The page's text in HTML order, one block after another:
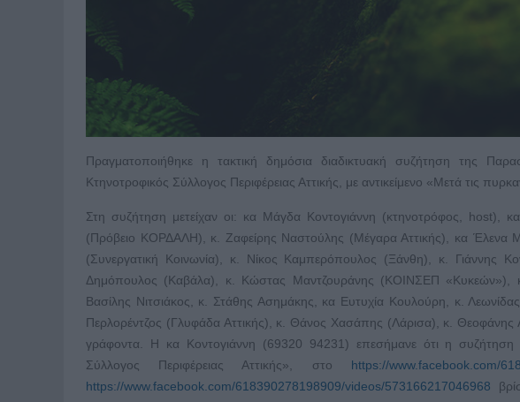
Πραγματοποιήθηκε η τακτική δημόσια διαδικτυακή συζήτηση της
Κτηνοτροφικός Σύλλογος Περιφέρειας Αττικής, με αντικείμενο «Μετά τις
Στη συζήτηση μετείχαν οι: κα Μάγδα Κοντογιάννη (κτηνοτρόφος, host),
(Πρόβειο ΚΟΡΔΑΛΗ), κ. Ζαφείρης Ναστούλης (Μέγαρα Αττικής), κα Έλενα
(Συνεργατική Κοινωνία), κ. Νίκος Καμπερόπουλος (Ξάνθη), κ. Γιάννης
Δημόπουλος (Καβάλα), κ. Κώστας Μαντζουράνης (ΚΟΙΝΣΕΠ «Κυκεών»),
Βασίλης Νιτσιάκος, κ. Στάθης Ασημάκης, κα Ευτυχία Κουλούρη, κ.
Περλορέντζος (Γλυφάδα Αττικής), κ. Θάνος Χασάπης (Λάρισα), κ. Θεοφάνης
γράφοντα. Η κα Κοντογιάννη (69320 94231) επεσήμανε ότι η συζήτηση
Σύλλογος Περιφέρειας Αττικής», στο https://www.facebook.com/
https://www.facebook.com/618390278198909/videos/573166217046968